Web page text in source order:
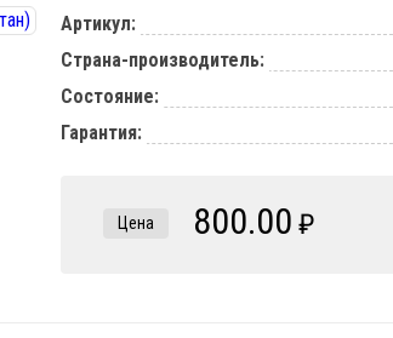
Артикул:
Страна-производитель:
Состояние:
Гарантия:
Цена 800.00 ₽